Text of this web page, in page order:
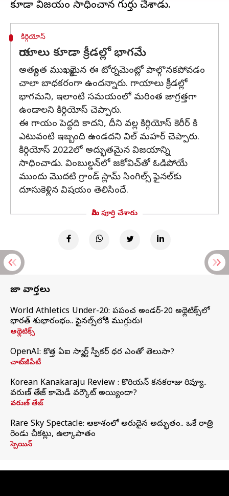
కిర్గియోస్
గాయాలు కూడా క్రీడల్లో భాగమే
అత్యంత ముఖ్యమైన ఈ టోర్నమెంట్లో పాల్గొనకపోవడం
చాలా బాధకరంగా ఉందన్నారు. గాయాలు క్రీడల్లో
భాగమని, ఇలాంటి సమయంలో మరింత జాగ్రత్తగా
ఉండాలని కిర్గియోస్ చెప్పారు.
ఈ గాయం పెద్దది కాదని, దీని వల్ల కిర్గియోస్ కెరీర్ కి
ఎటువంటి ఇబ్బంది ఉండదని విల్ మహర్ చెప్పారు.
కిర్గియోస్ 2022లో అద్భుతమైన విజయాన్ని
సాధించాడు. వింబుల్డన్‌లో జకోవిచ్‌తో ఓడిపోయే
ముందు మొదటి గ్రాండ్ స్లామ్ సింగిల్స్ ఫైనల్‌కు
దూసుకెళ్లిన విషయం తెలిసిందే.
మీరు పూర్తి చేశారు
తాజా వార్తలు
World Athletics Under-20: ప్రపంచ అండర్-20 అథ్లెటిక్స్‌లో
భారత్‌ శుభారంభం.. ఫైనల్స్‌లోకి ముగ్గురు!
అథ్లెటిక్స్
OpenAI: కొత్త ఏఐ స్మార్ట్ స్పీకర్ ధర ఎంతో తెలుసా?
చాట్‌జీపీటీ
Korean Kanakaraju Review : కొరియన్ కనకరాజు రివ్యూ..
వరుణ్ తేజ్ కామెడీ వర్కౌట్ అయ్యిందా?
వరుణ్ తేజ్
Rare Sky Spectacle: ఆకాశంలో అరుదైన అద్భుతం.. ఒకే రాత్రి
రెండు చీకట్లు, ఉల్కాపాతం
స్పెయిన్